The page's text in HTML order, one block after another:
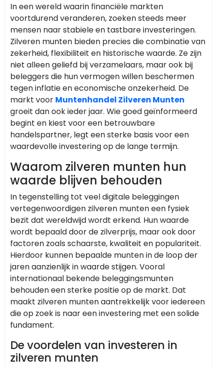
In een wereld waarin financiële markten
voortdurend veranderen, zoeken steeds meer
mensen naar stabiele en tastbare investeringen.
Zilveren munten bieden precies die combinatie van
zekerheid, flexibiliteit en historische waarde. Ze zijn
niet alleen geliefd bij verzamelaars, maar ook bij
beleggers die hun vermogen willen beschermen
tegen inflatie en economische onzekerheid. De
markt voor Muntenhandel Zilveren Munten
groeit dan ook ieder jaar. Wie goed geïnformeerd
begint en kiest voor een betrouwbare
handelspartner, legt een sterke basis voor een
waardevolle investering op de lange termijn.
Waarom zilveren munten hun
waarde blijven behouden
In tegenstelling tot veel digitale beleggingen
vertegenwoordigen zilveren munten een fysiek
bezit dat wereldwijd wordt erkend. Hun waarde
wordt bepaald door de zilverprijs, maar ook door
factoren zoals schaarste, kwaliteit en populariteit.
Hierdoor kunnen bepaalde munten in de loop der
jaren aanzienlijk in waarde stijgen. Vooral
internationaal bekende beleggingsmunten
behouden een sterke positie op de markt. Dat
maakt zilveren munten aantrekkelijk voor iedereen
die op zoek is naar een investering met een solide
fundament.
De voordelen van investeren in
zilveren munten